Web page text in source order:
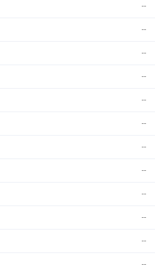
--
--
--
--
--
--
--
--
--
--
--
--